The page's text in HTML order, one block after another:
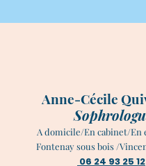
Anne-Cécile
A domicile/En cabinet/En
Fontenay sous bois /
06 24 93 25 12